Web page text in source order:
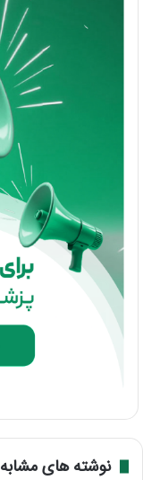
نوشته های مشابه